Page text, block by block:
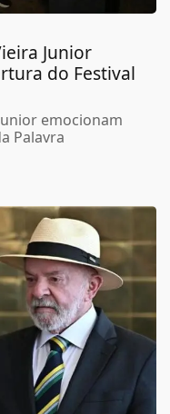
Junior
do Festival
emocionam
Palavra